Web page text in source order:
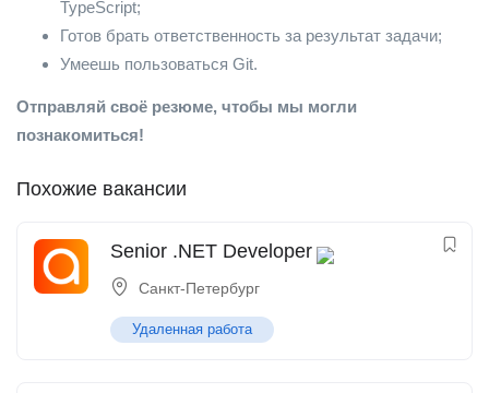
TypeScript;
Готов брать ответственность за результат задачи;
Умеешь пользоваться Git.
Отправляй своё резюме, чтобы мы могли
познакомиться!
Похожие вакансии
Senior .NET Developer
Санкт-Петербург
Удаленная работа